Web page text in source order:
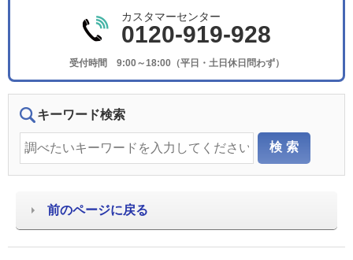
カスタマーセンター
0120-919-928
受付時間 9:00～18:00（平日・土日休日問わず）
キーワード検索
前のページに戻る